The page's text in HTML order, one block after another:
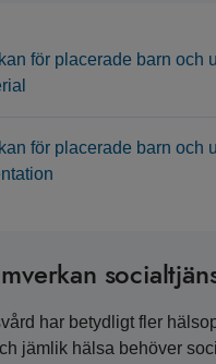
för placerade barn och
för placerade barn och
har betydligt fler
jämlik hälsa behöver